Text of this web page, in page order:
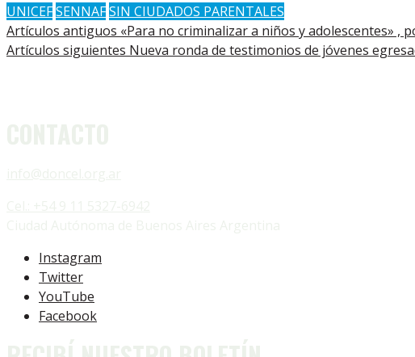
UNICEFSENNAFSIN CIUDADOS PARENTALES
Artículos antiguos «Para no criminalizar a niños y adolescentes» ,
Artículos siguientes Nueva ronda de testimonios de jóvenes
Instagram
Twitter
YouTube
Facebook